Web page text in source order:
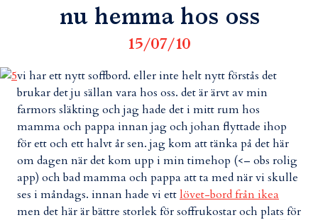
nu hemma hos oss
15/07/10
vi har ett nytt soffbord. eller inte helt nytt förstås det
brukar det ju sällan vara hos oss. det är ärvt av min
farmors släkting och jag hade det i mitt rum hos
mamma och pappa innan jag och johan flyttade ihop
för ett och ett halvt år sen. jag kom att tänka på det här
om dagen när det kom upp i min timehop (<– obs rolig
app) och bad mamma och pappa att ta med när vi skulle
ses i måndags. innan hade vi ettlövet-bord från ikea
men det här är bättre storlek för soffrukostar och plats för